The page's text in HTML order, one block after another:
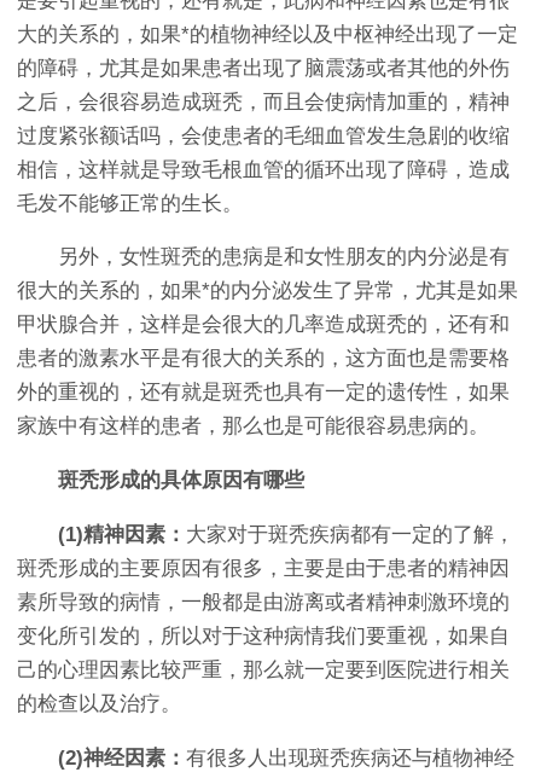
大的关系的，如果*的植物神经以及中枢神经出现了一定
的障碍，尤其是如果患者出现了脑震荡或者其他的外伤
之后，会很容易造成斑秃，而且会使病情加重的，精神
过度紧张额话吗，会使患者的毛细血管发生急剧的收缩
相信，这样就是导致毛根血管的循环出现了障碍，造成
毛发不能够正常的生长。
另外，女性斑秃的患病是和女性朋友的内分泌是有
很大的关系的，如果*的内分泌发生了异常，尤其是如果
甲状腺合并，这样是会很大的几率造成斑秃的，还有和
患者的激素水平是有很大的关系的，这方面也是需要格
外的重视的，还有就是斑秃也具有一定的遗传性，如果
家族中有这样的患者，那么也是可能很容易患病的。
斑秃形成的具体原因有哪些
(1)精神因素： 大家对于斑秃疾病都有一定的了解，
斑秃形成的主要原因有很多，主要是由于患者的精神因
素所导致的病情，一般都是由游离或者精神刺激环境的
变化所引发的，所以对于这种病情我们要重视，如果自
己的心理因素比较严重，那么就一定要到医院进行相关
的检查以及治疗。
(2)神经因素： 有很多人出现斑秃疾病还与植物神经